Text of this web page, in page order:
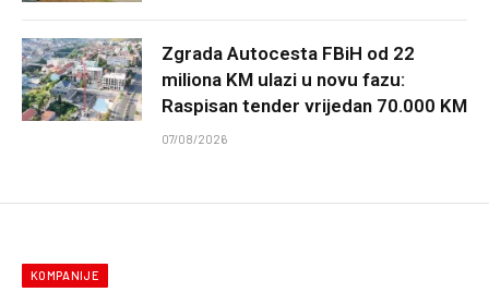
Zgrada Autocesta FBiH od 22
miliona KM ulazi u novu fazu:
Raspisan tender vrijedan 70.000 KM
07/08/2026
KOMPANIJE